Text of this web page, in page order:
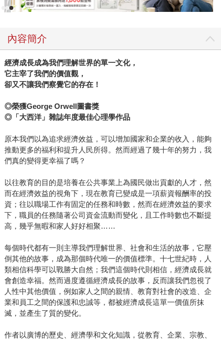
內容簡介
經濟成長成為我們理解世界的單一文化，
它主宰了我們的價值觀，
卻又不讓我們察覺它的存在！
◎榮獲George Orwell圖書獎
◎「大西洋」雜誌年度最佳心理學作品
原本我們以為追求經濟效益，可以增加國家和企業的收入，能夠
推動更多的福利和提升人民所得。然而經過了幾十年的努力，我
們真的變得更幸福了嗎？
以往教育的目的是培養在公共事業上為國民做出貢獻的人才，然
而在經濟效益的視角下，現在教育已變成是一項薪資報酬率的投
資；往以職場工作有固定的任務和時數，然而在經濟效益的要求
下，職員的任務隨著公司資金流動而變化，且工作時數也不斷提
高，幾乎無暇和家人好好相聚……
每個時代都有一則主導我們理解世界、社會和生活的故事，它壓
倒其他的故事，成為那個時代唯一的價值標準。十七世紀時，人
類相信科學可以戰勝大自然；我們這個時代則相信，經濟成長就
會創造幸福。然而過度遵循經濟成長的故事，反而讓我們忽視了
人性中其他價值，例如家人之間的親情、教育對社會的改造、企
業和員工之間的保護和忠誠等，都被經濟成長這單一價值所抹
滅，並產生了質的變化。
作者以廣博的歷史、經濟學和文化知識，從教育、企業、宗教、